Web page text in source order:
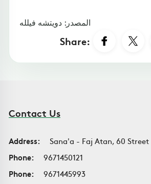
المصدر: دويتشه فيلله
Share:
Contact Us
Address:
Sana'a - Faj Atan, 60 Street
Phone:
9671450121
Phone:
9671445993